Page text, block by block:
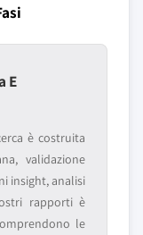
E
è costruita
validazione
insight, analisi
rapporti è
le